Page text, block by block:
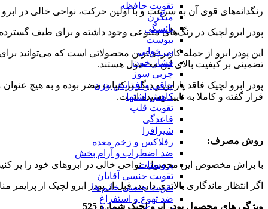
تقویت حافظه
میگرن
یائسگی
یبوست
بی خوابی
فشار خون
چربی سوز
چاقی و افزایش وزن
کاهش اشتها
تقویت قلب
قاعدگی
شیرافزا
رفلاکس و زخم معده
ضد اضطراب و آرام بخش
پروستات
تقویت جنسی آقایان
تقویت جنسی خانم ها
ضد تهوع و استفراغ
رنگدانه‌های قوی آن به سرعت و با اولین حرکت، نواحی خالی در
پودر ابرو لچیک در رنگ‌های متنوعی وجود داشته و برای طیف
این پودر ابرو از جمله کاربردی‌ترین محصولاتی است که می‌توانید
تضمینی بر کیفیت بالای این محصول هستند.
پودر ابرو لچیک فاقد پارابن و دیگر ترکیبات مضر بوده و به هیچ
قرار گفته و کاملا به تایید رسیده است.
روش مصرف:
با براش مخصوص این محصول، نواحی خالی در ابروهای خود را پر
اگر انتظار ماندگاری بالاتری دارید، قبل از پودر ابرو لچیک از
ویژگی های محصول پودر ابرو لچیک شماره 525